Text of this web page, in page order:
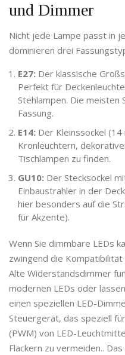
und Dimmer
Nicht jede Lampe passt in
dominieren drei
E27: Der klassische
Perfekt für
Stehlampen. Die meisten
Fassung.
E14: Der Kleinssockel
Kronleuchtern,
Tischlampen zu finden.
GU10: Der Stecksockel
Einbaustrahler in der
hier besonders auf die
für Akzente).
Wenn Sie dimmbare LEDs
zwingend die
Alte Widerstandsdimmer
modernen LEDs oder
einen speziellen LED-
Steuergerät, das speziell
(PWM) von LED-
Flackern zu vermeiden..